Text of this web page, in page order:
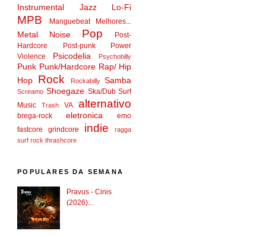
Instrumental Jazz Lo-Fi
MPB Manguebeat Melhores...
Metal Noise Pop
Post-
Hardcore
Post-punk
Power
Violence
Psicodelia Psychobilly
Punk Punk/Hardcore Rap/ Hip
Hop
Rock Rockabilly Samba
Screamo Shoegaze Ska/Dub Surf
Music
Trash VA alternativo
brega-rock eletronica
emo
fastcore
grindcore indie
ragga
surf rock thrashcore
POPULARES DA SEMANA
Pravus - Cinis
(2026)...